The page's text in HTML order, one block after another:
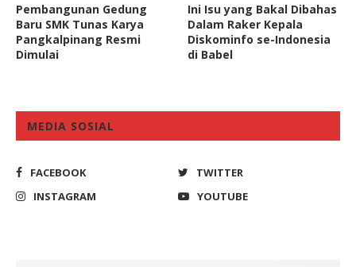
Pembangunan Gedung
Baru SMK Tunas Karya
Pangkalpinang Resmi
Dimulai
Ini Isu yang Bakal Dibahas
Dalam Raker Kepala
Diskominfo se-Indonesia
di Babel
MEDIA SOSIAL
FACEBOOK
TWITTER
INSTAGRAM
YOUTUBE